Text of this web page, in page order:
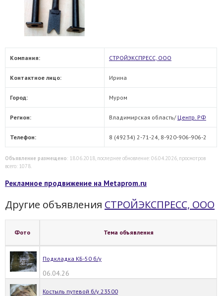
Компания: СТРОЙЭКСПРЕСС, OOO
Контактное лицо: Ирина
Город: Муром
Регион: Владимирская область/ Центр. РФ
Телефон: 8 (49234) 2-71-24, 8-920-906-906-2
Объявление размещено: 18.06.2018, последнее обновление: 06.04.2026, просмотров
всего: 1078.
Рекламное продвижение на Metaprom.ru
Другие объявления СТРОЙЭКСПРЕСС, OOO
Фото Тема объявления
Подкладка КБ-50 б/у
06.04.26
Костыль путевой б/у 23500